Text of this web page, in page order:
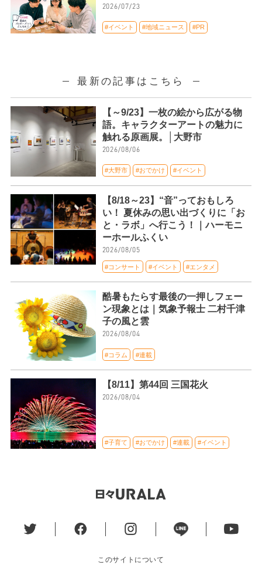
2026/07/23
#イベント #地域ニュース #PR
最新の記事はこちら
【～9/23】一枚の絵から広がる物
語。キャラクターアートの魅力に
触れる原画展。│大野市
2026/08/06
#大野市 #おでかけ #イベント
【8/18～23】“音”っておもしろ
い！ 夏休みの思い出づくりに「お
と・ラボ」へ行こう！｜ハーモニ
ーホールふくい
2026/08/05
#コンサート #イベント #エンタメ
酷暑もたらす最後の一押しフェー
ン現象とは｜気象予報士 二村千津
子の風と雲
2026/08/04
#コラム #連載
【8/11】第44回 三国花火
2026/08/04
#子育て #おでかけ #連載 #イベント
このサイトについて